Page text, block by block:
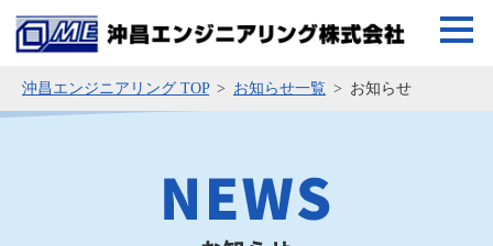
沖昌エンジニアリング TOP お知らせ一覧 お知らせ